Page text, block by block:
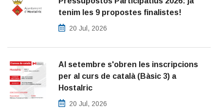
tenim les 9 propostes finalistes!
20 Jul, 2026
Al setembre s'obren les inscripcions
per al curs de català (Bàsic 3) a
Hostalric
20 Jul, 2026